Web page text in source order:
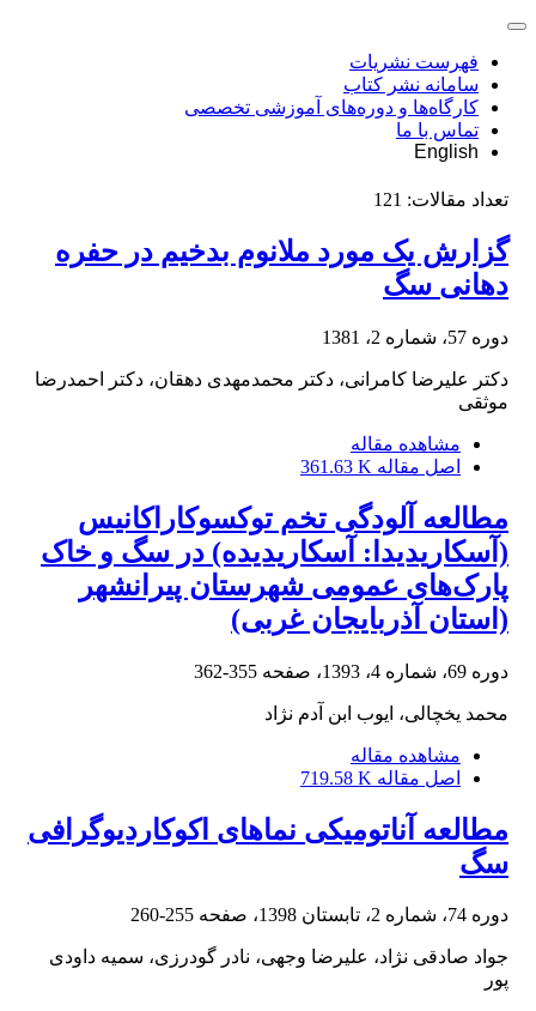
فهرست نشریات
سامانه نشر کتاب
کارگاه‌ها و دوره‌های آموزشی تخصصی
تماس با ما
English
تعداد مقالات: 121
گزارش یک مورد ملانوم بدخیم در حفره
دهانی سگ
دوره 57، شماره 2، 1381
دکتر علیرضا کامرانی، دکتر محمدمهدی دهقان، دکتر احمدرضا
موثقی
مشاهده مقاله
اصل مقاله 361.63 K
مطالعه آلودگی تخم توکسوکاراکانیس
(آسکاریدیدا: آسکاریدیده) در سگ و خاک
پارک‌های عمومی شهرستان پیرانشهر
(استان آذربایجان غربی)
دوره 69، شماره 4، 1393، صفحه 355-362
محمد یخچالی، ایوب ابن آدم نژاد
مشاهده مقاله
اصل مقاله 719.58 K
مطالعه آناتومیکی نماهای اکوکاردیوگرافی
سگ
دوره 74، شماره 2، تابستان 1398، صفحه 255-260
جواد صادقی نژاد، علیرضا وجهی، نادر گودرزی، سمیه داودی
پور